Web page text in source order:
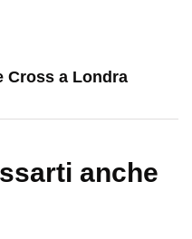
Cross a Londra
anche